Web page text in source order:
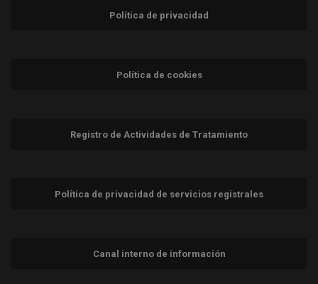
Política de privacidad
Política de cookies
Registro de Actividades de Tratamiento
Política de privacidad de servicios registrales
Canal interno de información